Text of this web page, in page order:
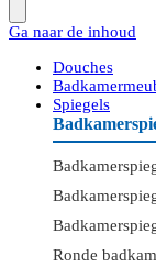
Ga naar de inhoud
Douches
Spiegels
Ronde